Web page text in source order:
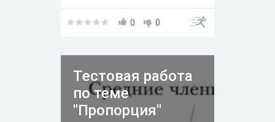
требуется записать числовой
решения:Если отношение
16 кг, то: 3 + 5 = 8 - всего
частей; 16 : 8 = 2 (кг) - одна
часть и далее отвечаем на
вопрос задачи. Можно
сотавить пропорцию и решить
0 0
Тестовая работа
по теме
"Пропорция"